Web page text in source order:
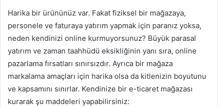
Harika bir ürününüz var. Fakat fiziksel bir mağazaya,
personele ve faturaya yatırım yapmak için paranız yoksa,
neden kendinizi online kurmuyorsunuz? Büyük parasal
yatırım ve zaman taahhüdü eksikliğinin yanı sıra, online
pazarlama fırsatları sınırsızdır. Ayrıca bir mağaza
markalama amaçları için harika olsa da kitlenizin boyutunu
ve kapsamını sınırlar. Kendinize bir e-ticaret mağazası
kurarak şu maddeleri yapabilirsiniz: